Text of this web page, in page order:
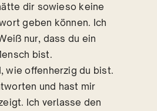
dir sowieso keine
geben können. Ich
nur, dass du ein
bist.
wie offenherzig du bist.
und hast mir
Ich verlasse den